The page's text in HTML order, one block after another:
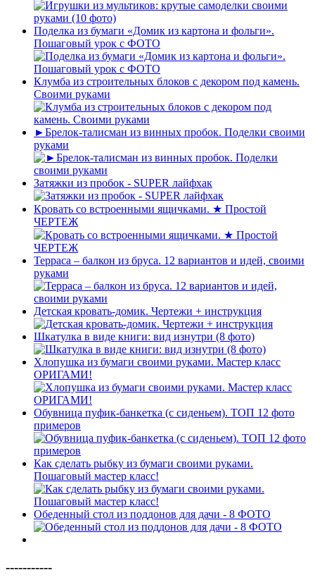
Поделка из бумаги «Домик из картона и фольги».
Пошаговый урок с ФОТО
Клумба из строительных блоков с декором под камень.
Своими руками
►Брелок-талисман из винных пробок. Поделки своими
руками
Затяжки из пробок - SUPER лайфхак
Кровать со встроенными ящичками. ★ Простой
ЧЕРТЕЖ
Терраса – балкон из бруса. 12 вариантов и идей, своими
руками
Детская кровать-домик. Чертежи + инструкция
Шкатулка в виде книги: вид изнутри (8 фото)
Хлопушка из бумаги своими руками. Мастер класс
ОРИГАМИ!
Обувница пуфик-банкетка (с сиденьем). ТОП 12 фото
примеров
Как сделать рыбку из бумаги своими руками.
Пошаговый мастер класс!
Обеденный стол из поддонов для дачи - 8 ФОТО
-----------